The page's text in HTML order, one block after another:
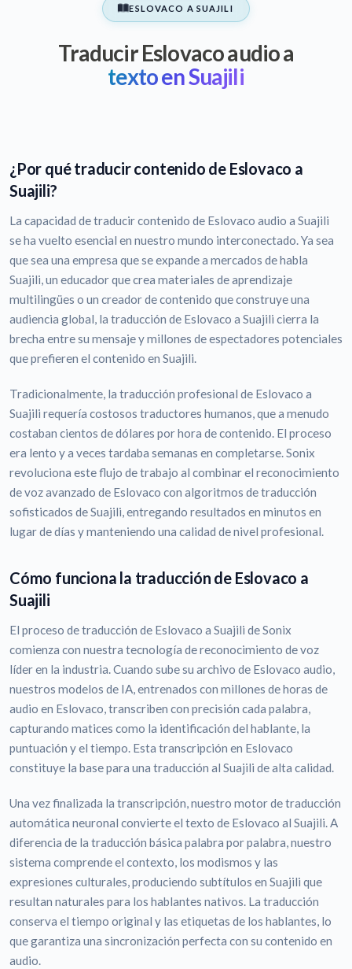
ESLOVACO A SUAJILI
Traducir Eslovaco audio a
texto en Suajili
¿Por qué traducir contenido de Eslovaco a
Suajili?
La capacidad de traducir contenido de Eslovaco audio a Suajili
se ha vuelto esencial en nuestro mundo interconectado. Ya sea
que sea una empresa que se expande a mercados de habla
Suajili, un educador que crea materiales de aprendizaje
multilingües o un creador de contenido que construye una
audiencia global, la traducción de Eslovaco a Suajili cierra la
brecha entre su mensaje y millones de espectadores potenciales
que prefieren el contenido en Suajili.
Tradicionalmente, la traducción profesional de Eslovaco a
Suajili requería costosos traductores humanos, que a menudo
costaban cientos de dólares por hora de contenido. El proceso
era lento y a veces tardaba semanas en completarse. Sonix
revoluciona este flujo de trabajo al combinar el reconocimiento
de voz avanzado de Eslovaco con algoritmos de traducción
sofisticados de Suajili, entregando resultados en minutos en
lugar de días y manteniendo una calidad de nivel profesional.
Cómo funciona la traducción de Eslovaco a
Suajili
El proceso de traducción de Eslovaco a Suajili de Sonix
comienza con nuestra tecnología de reconocimiento de voz
líder en la industria. Cuando sube su archivo de Eslovaco audio,
nuestros modelos de IA, entrenados con millones de horas de
audio en Eslovaco, transcriben con precisión cada palabra,
capturando matices como la identificación del hablante, la
puntuación y el tiempo. Esta transcripción en Eslovaco
constituye la base para una traducción al Suajili de alta calidad.
Una vez finalizada la transcripción, nuestro motor de traducción
automática neuronal convierte el texto de Eslovaco al Suajili. A
diferencia de la traducción básica palabra por palabra, nuestro
sistema comprende el contexto, los modismos y las
expresiones culturales, produciendo subtítulos en Suajili que
resultan naturales para los hablantes nativos. La traducción
conserva el tiempo original y las etiquetas de los hablantes, lo
que garantiza una sincronización perfecta con su contenido en
audio.